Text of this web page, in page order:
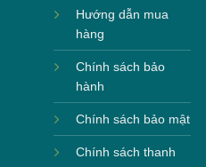
Hướng dẫn mua
hàng
Chính sách bảo
hành
Chính sách bảo mật
Chính sách thanh